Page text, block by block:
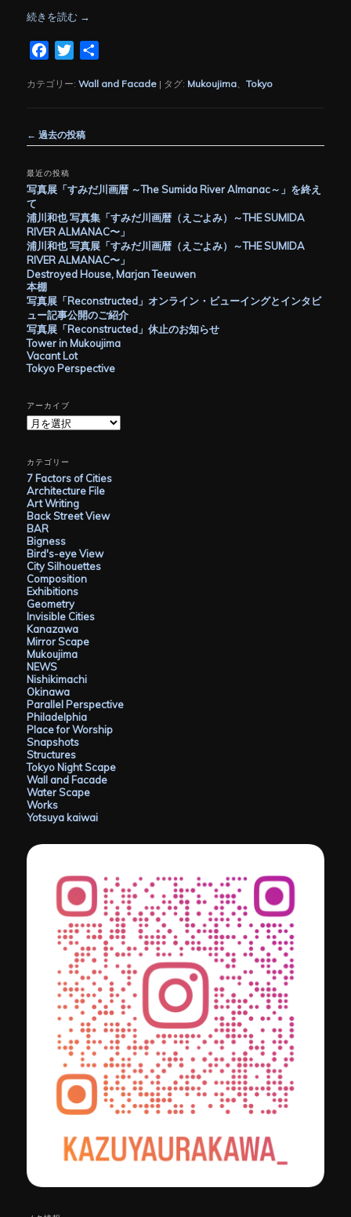
続きを読む →
FacebookTwitter
カテゴリー: Wall and Facade | タグ: Mukoujima 、Tokyo
稿
ビ
ゲ
ー
シ
ョ
ン
← 過去の投稿
最近の投稿
写真展「すみだ川画暦 ～The Sumida River Almanac～」を終え
て
浦川和也 写真集「すみだ川画暦（えごよみ）～THE SUMIDA
RIVER ALMANAC〜」
浦川和也 写真展「すみだ川画暦（えごよみ）～THE SUMIDA
RIVER ALMANAC〜」
Destroyed House, Marjan Teeuwen
本棚
写真展「Reconstructed」オンライン・ビューイングとインタビ
ュー記事公開のご紹介
写真展「Reconstructed」休止のお知らせ
Tower in Mukoujima
Vacant Lot
Tokyo Perspective
アーカイブ
ア
ー
イ
ブ
カテゴリー
7 Factors of Cities
Architecture File
Art Writing
Back Street View
BAR
Bigness
Bird's-eye View
City Silhouettes
Composition
Exhibitions
Geometry
Invisible Cities
Kanazawa
Mirror Scape
Mukoujima
NEWS
Nishikimachi
Okinawa
Parallel Perspective
Philadelphia
Place for Worship
Snapshots
Structures
Tokyo Night Scape
Wall and Facade
Water Scape
Works
Yotsuya kaiwai